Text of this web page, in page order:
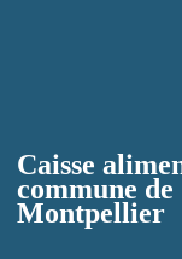
Caisse
commune de
Montpellier